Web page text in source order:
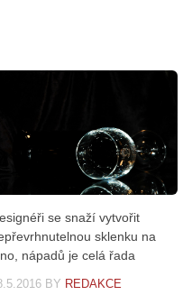
se snaží vytvořit
sklenku na
nápadů je celá řada
BY REDAKCE